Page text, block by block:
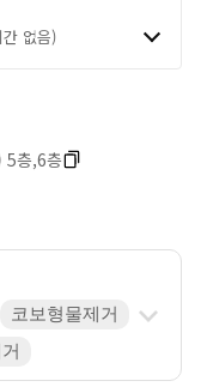
없음)
5층,6층
코보형물제거